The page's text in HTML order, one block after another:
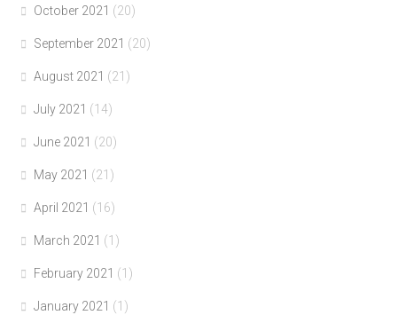
October 2021 (20)
September 2021 (20)
August 2021 (21)
July 2021 (14)
June 2021 (20)
May 2021 (21)
April 2021 (16)
March 2021 (1)
February 2021 (1)
January 2021 (1)